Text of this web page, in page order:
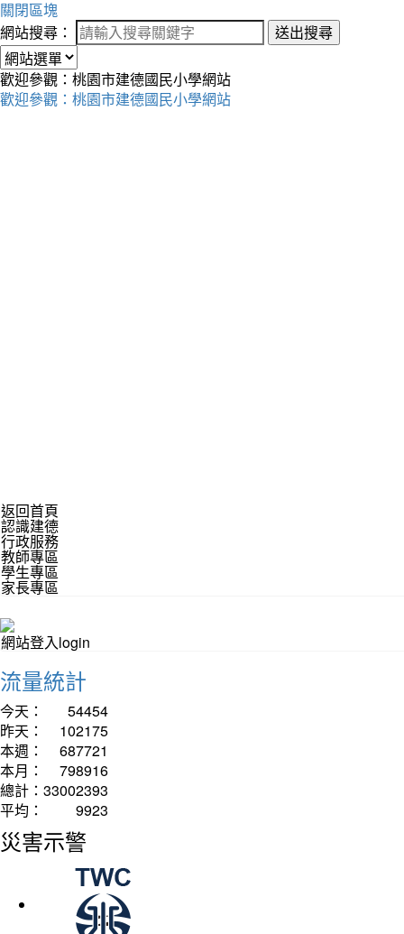
關閉區塊
網站搜尋：
送出搜尋
歡迎參觀：桃園市建德國民小學網站
歡迎參觀：桃園市建德國民小學網站
返回首頁
認識建德
行政服務
教師專區
學生專區
家長專區
網站登入login
流量統計
今天：
54454
昨天：
102175
本週：
687721
本月：
798916
總計： 33002393
平均：
9923
災害示警